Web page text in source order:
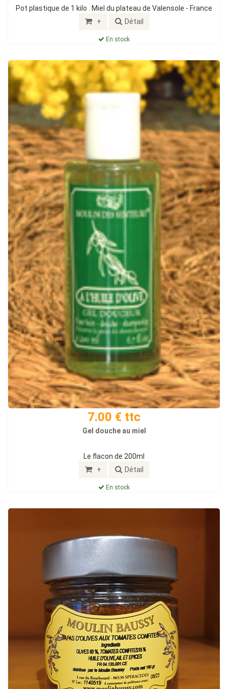
Pot plastique de 1 kilo . Miel du plateau de Valensole - France
+ Détail
En stock
7.00 € ttc
Gel douche au miel
Le flacon de 200ml
+ Détail
En stock